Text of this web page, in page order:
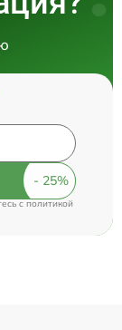
cполитикой